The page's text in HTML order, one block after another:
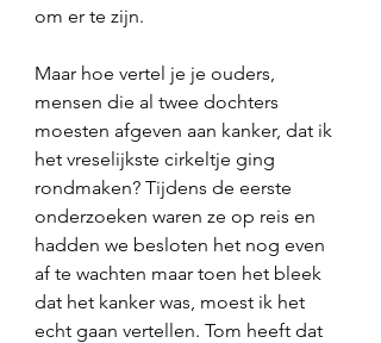
om er te zijn.
Maar hoe vertel je je ouders,
mensen die al twee dochters
moesten afgeven aan kanker, dat ik
het vreselijkste cirkeltje ging
rondmaken? Tijdens de eerste
onderzoeken waren ze op reis en
hadden we besloten het nog even
af te wachten maar toen het bleek
dat het kanker was, moest ik het
echt gaan vertellen. Tom heeft dat